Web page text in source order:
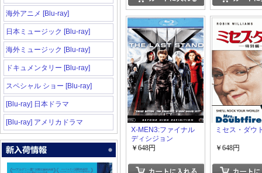
海外アニメ [Blu-ray]
日本ミュージック [Blu-ray]
海外ミュージック [Blu-ray]
ドキュメンタリー [Blu-ray]
スペシャル ショー [Blu-ray]
[Blu-ray] 日本ドラマ
[Blu-ray] アメリカドラマ
X-MEN3:ファイナル
ディシジョン
￥648円
ミセス・ダウ
￥648円